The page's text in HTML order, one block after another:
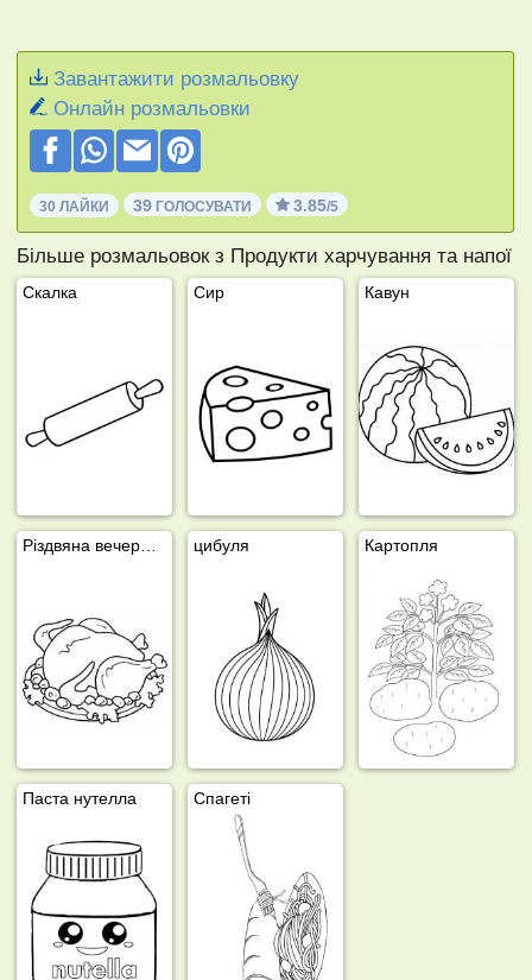
Завантажити розмальовку
Онлайн розмальовки
30 ЛАЙКИ 39 ГОЛОСУВАТИ 3.85/5
Більше розмальовок з Продукти харчування та напої
Скалка Сир Кавун
цибуля Картопля
Паста нутелла Спагеті